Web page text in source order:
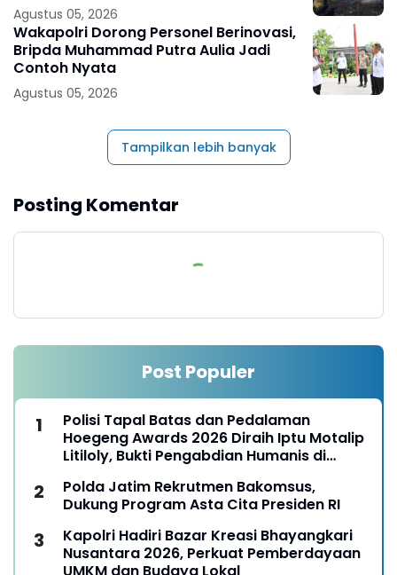
Agustus 05, 2026
Wakapolri Dorong Personel Berinovasi,
Bripda Muhammad Putra Aulia Jadi
Contoh Nyata
Agustus 05, 2026
Tampilkan lebih banyak
Posting Komentar
Post Populer
Polisi Tapal Batas dan Pedalaman
Hoegeng Awards 2026 Diraih Iptu Motalip
Litiloly, Bukti Pengabdian Humanis di
Polda Jatim Rekrutmen Bakomsus,
Dukung Program Asta Cita Presiden RI
Kapolri Hadiri Bazar Kreasi Bhayangkari
Nusantara 2026, Perkuat Pemberdayaan